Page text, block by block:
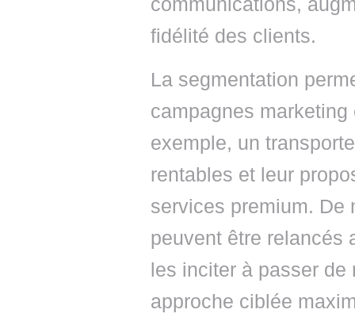
fidélité des clients.
La segmentation
campagnes
exemple, un
rentables et leur
services premium. De
peuvent être relancés
les inciter à passer
approche ciblée